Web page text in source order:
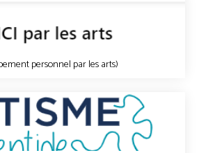
personnel par les arts)